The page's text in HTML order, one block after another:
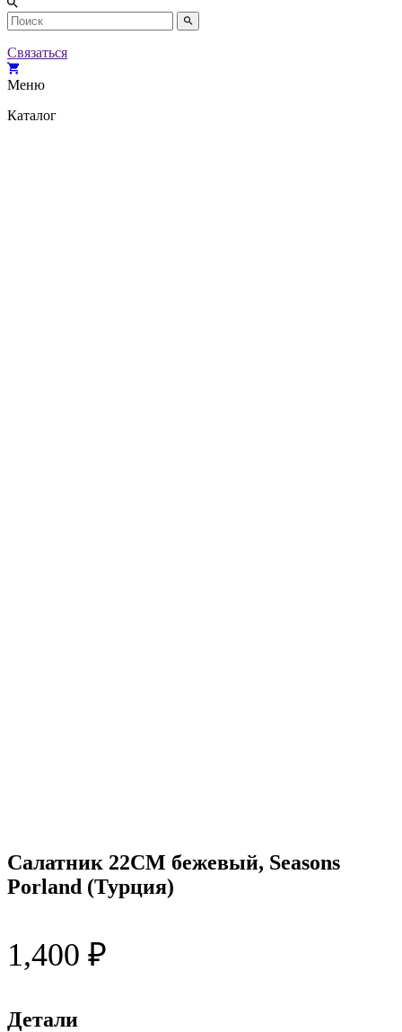
Связаться
Меню
Каталог
Салатник 22CM бежевый, Seasons
Porland (Турция)
1,400 ₽
Детали